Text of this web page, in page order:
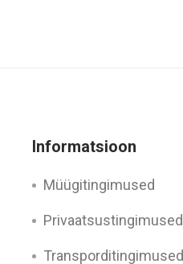
Informatsioon
Müügitingimused
Privaatsustingimused
Transporditingimused